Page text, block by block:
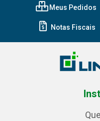
Meus Pedidos
Notas Fiscais